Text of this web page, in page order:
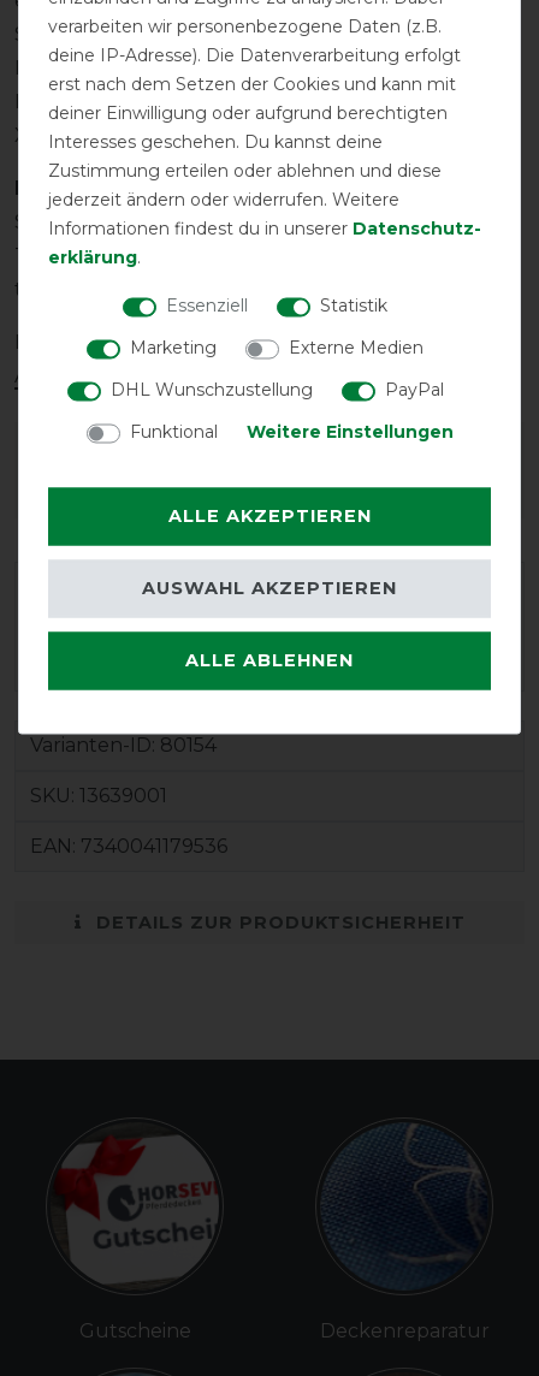
S entspricht ca. 6,5
M entspricht ca. 7
L entspricht ca. 7,5
XL entspricht ca. 8
Pflegehinweis
Schonende Maschinenwäsche bei niedriger
Temperatur empfohlen. Nicht im Trockner
trocknen.
Bitte vor Gebrauch die
ausführlichen
Anwendungshinweise
gefallen?
Varianten-ID: 80154
SKU: 13639001
EAN: 7340041179536
DETAILS ZUR PRODUKTSICHERHEIT
Gutscheine Deckenreparatur
verarbeiten wir personenbezogene Daten (z.B.
deine IP-Adresse). Die Datenverarbeitung erfolgt
erst nach dem Setzen der Cookies und kann mit
deiner Einwilligung oder aufgrund berechtigten
Interesses geschehen. Du kannst deine
Zustimmung erteilen oder ablehnen und diese
jederzeit ändern oder widerrufen. Weitere
Informationen findest du in unserer Daten­schutz­
erklärung.
Essenziell
Statistik
Marketing
Externe Medien
DHL Wunschzustellung
PayPal
Funktional
Weitere Einstellungen
ALLE AKZEPTIEREN
ALLE ABLEHNEN
AUSWAHL AKZEPTIEREN